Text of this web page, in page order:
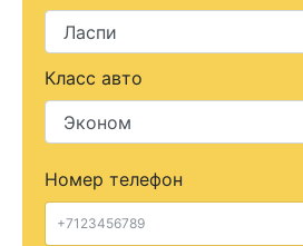
Класс авто
Номер телефон